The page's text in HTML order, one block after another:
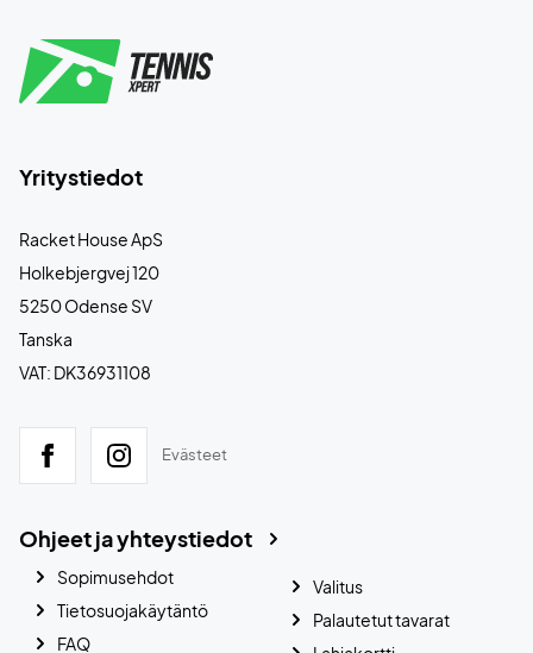
Yritystiedot
Racket House ApS
Holkebjergvej 120
5250 Odense SV
Tanska
VAT: DK36931108
Evästeet
Ohjeet ja yhteystiedot
Sopimusehdot
Tietosuojakäytäntö
FAQ
Valitus
Palautetut tavarat